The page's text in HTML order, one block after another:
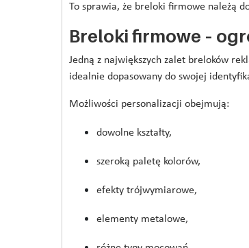
To sprawia, że breloki firmowe należą
Breloki firmowe –
Jedną z największych zalet breloków
idealnie dopasowany do swojej
Możliwości personalizacji obejmują:
dowolne kształty,
szeroką paletę kolorów,
efekty trójwymiarowe,
elementy metalowe,